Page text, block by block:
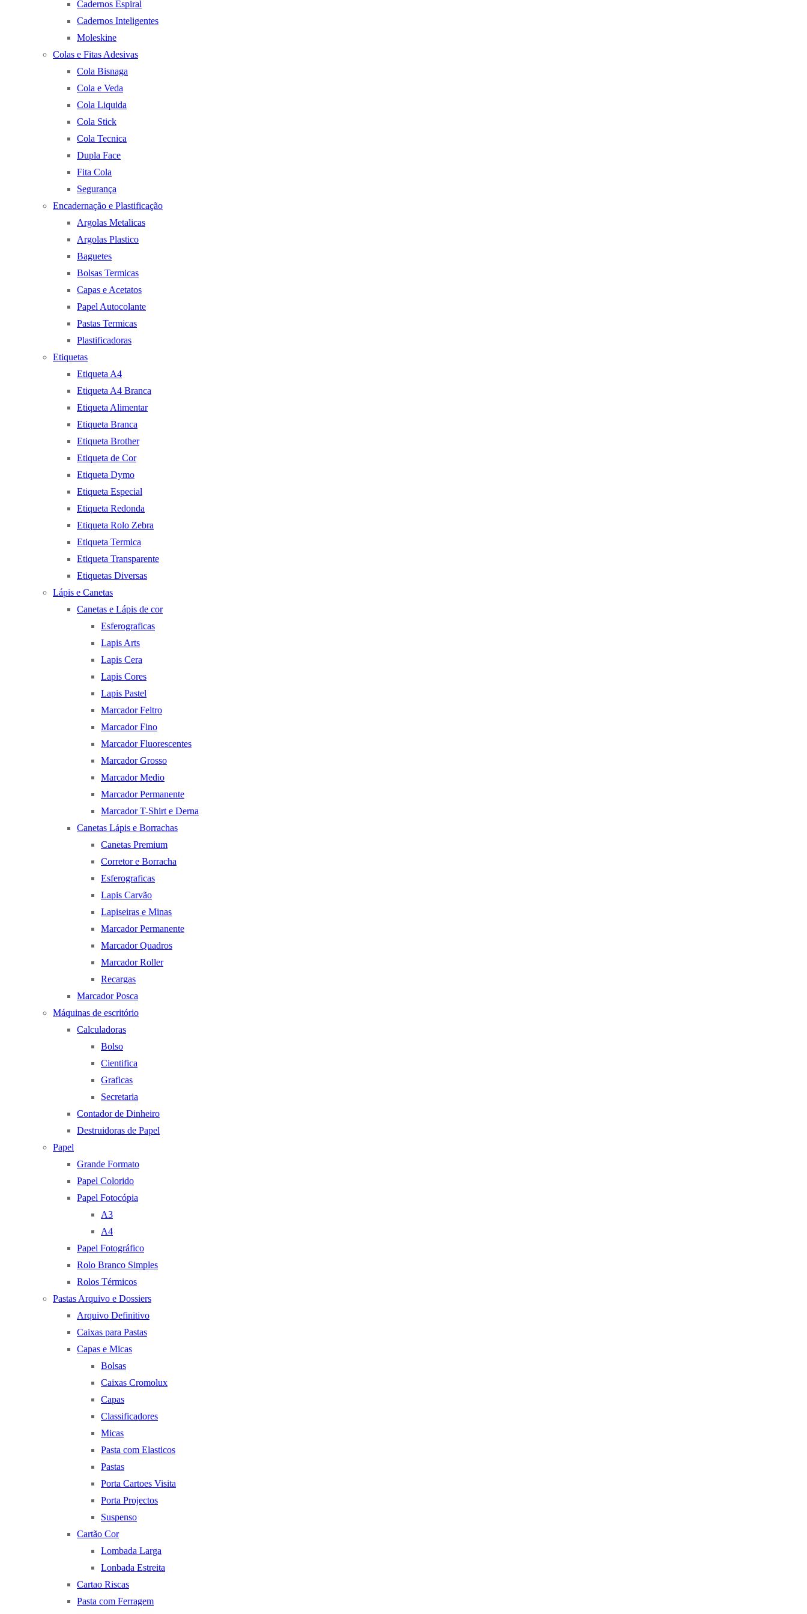
Cadernos Espiral
Cadernos Inteligentes
Moleskine
Colas e Fitas Adesivas
Cola Bisnaga
Cola e Veda
Cola Liquida
Cola Stick
Cola Tecnica
Dupla Face
Fita Cola
Segurança
Encadernação e Plastificação
Argolas Metalicas
Argolas Plastico
Baguetes
Bolsas Termicas
Capas e Acetatos
Papel Autocolante
Pastas Termicas
Plastificadoras
Etiquetas
Etiqueta A4
Etiqueta A4 Branca
Etiqueta Alimentar
Etiqueta Branca
Etiqueta Brother
Etiqueta de Cor
Etiqueta Dymo
Etiqueta Especial
Etiqueta Redonda
Etiqueta Rolo Zebra
Etiqueta Termica
Etiqueta Transparente
Etiquetas Diversas
Lápis e Canetas
Canetas e Lápis de cor
Esferograficas
Lapis Arts
Lapis Cera
Lapis Cores
Lapis Pastel
Marcador Feltro
Marcador Fino
Marcador Fluorescentes
Marcador Grosso
Marcador Medio
Marcador Permanente
Marcador T-Shirt e Derna
Canetas Lápis e Borrachas
Canetas Premium
Corretor e Borracha
Esferograficas
Lapis Carvão
Lapiseiras e Minas
Marcador Permanente
Marcador Quadros
Marcador Roller
Recargas
Marcador Posca
Máquinas de escritório
Calculadoras
Bolso
Cientifica
Graficas
Secretaria
Contador de Dinheiro
Destruidoras de Papel
Papel
Grande Formato
Papel Colorido
Papel Fotocópia
A3
A4
Papel Fotográfico
Rolo Branco Simples
Rolos Térmicos
Pastas Arquivo e Dossiers
Arquivo Definitivo
Caixas para Pastas
Capas e Micas
Bolsas
Caixas Cromolux
Capas
Classificadores
Micas
Pasta com Elasticos
Pastas
Porta Cartoes Visita
Porta Projectos
Suspenso
Cartão Cor
Lombada Larga
Lonbada Estreita
Cartao Riscas
Pasta com Ferragem